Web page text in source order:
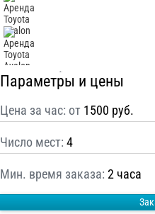
Параметры и цены
Цена за час: от 1500 руб.
Число мест: 4
Мин. время заказа: 2 часа